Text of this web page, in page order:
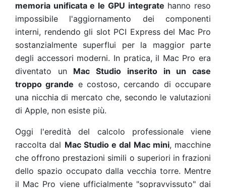
memoria unificata e le GPU integrate hanno reso
impossibile l'aggiornamento dei componenti
interni, rendendo gli slot PCI Express del Mac Pro
sostanzialmente superflui per la maggior parte
degli accessori moderni. In pratica, il Mac Pro era
diventato un Mac Studio inserito in un case
troppo grande e costoso, cercando di occupare
una nicchia di mercato che, secondo le valutazioni
di Apple, non esiste più.
Oggi l'eredità del calcolo professionale viene
raccolta dal Mac Studio e dal Mac mini, macchine
che offrono prestazioni simili o superiori in frazioni
dello spazio occupato dalla vecchia torre. Mentre
il Mac Pro viene ufficialmente "sopravvissuto" dai